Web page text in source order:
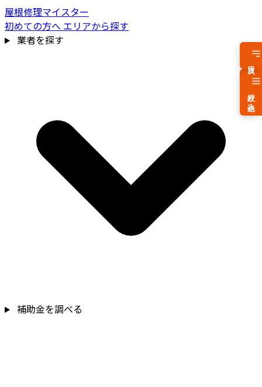
屋根修理マイスター
初めての方へ エリアから探す
業者を探す
補助金を調べる
費用相場を見る
絞り込み